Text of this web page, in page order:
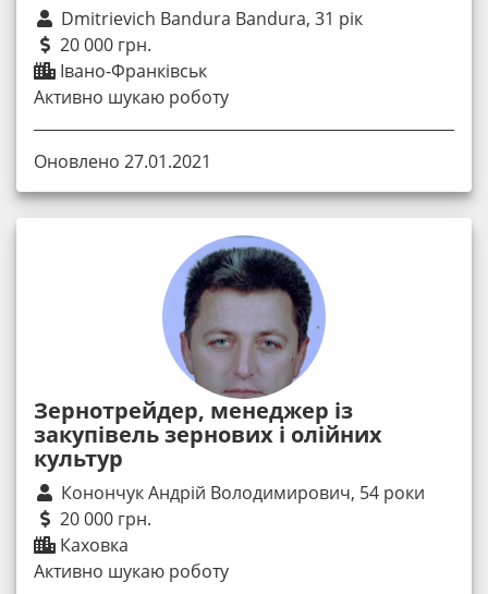
Dmitrievich Bandura Bandura, 31 рік
20 000 грн.
Івано-Франківськ
Активно шукаю роботу
Оновлено 27.01.2021
Зернотрейдер, менеджер із
закупівель зернових і олійних
культур
Конончук Андрій Володимирович, 54 роки
20 000 грн.
Каховка
Активно шукаю роботу